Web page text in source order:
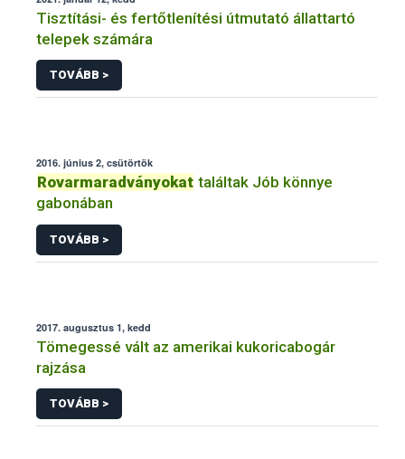
Tisztítási- és fertőtlenítési útmutató állattartó
telepek számára
TOVÁBB >
2016. június 2, csütörtök
Rovarmaradványokat találtak Jób könnye
gabonában
TOVÁBB >
2017. augusztus 1, kedd
Tömegessé vált az amerikai kukoricabogár
rajzása
TOVÁBB >